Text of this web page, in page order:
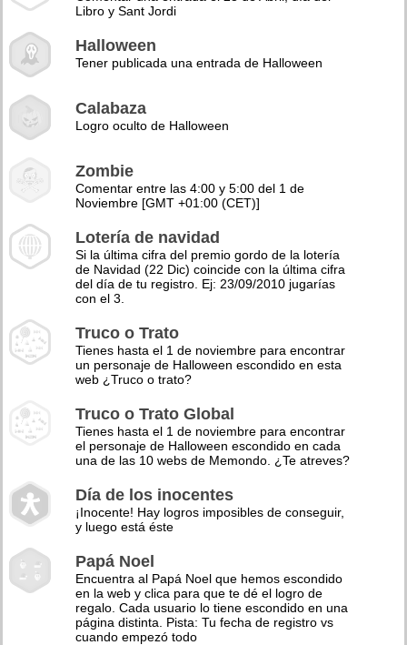
Libro y Sant Jordi
Halloween
Tener publicada una entrada de Halloween
Calabaza
Logro oculto de Halloween
Zombie
Comentar entre las 4:00 y 5:00 del 1 de
Noviembre [GMT +01:00 (CET)]
Lotería de navidad
Si la última cifra del premio gordo de la lotería
de Navidad (22 Dic) coincide con la última cifra
del día de tu registro. Ej: 23/09/2010 jugarías
con el 3.
Truco o Trato
Tienes hasta el 1 de noviembre para encontrar
un personaje de Halloween escondido en esta
web ¿Truco o trato?
Truco o Trato Global
Tienes hasta el 1 de noviembre para encontrar
el personaje de Halloween escondido en cada
una de las 10 webs de Memondo. ¿Te atreves?
Día de los inocentes
¡Inocente! Hay logros imposibles de conseguir,
y luego está éste
Papá Noel
Encuentra al Papá Noel que hemos escondido
en la web y clica para que te dé el logro de
regalo. Cada usuario lo tiene escondido en una
página distinta. Pista: Tu fecha de registro vs
cuando empezó todo